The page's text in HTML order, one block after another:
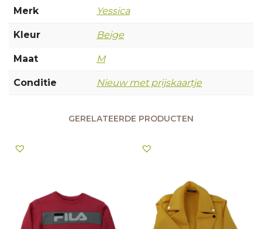
Merk Yessica
Kleur Beige
Maat M
Conditie Nieuw met prijskaartje
GERELATEERDE PRODUCTEN